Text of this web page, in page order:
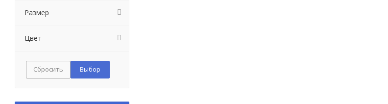
Размер
Цвет
Сбросить